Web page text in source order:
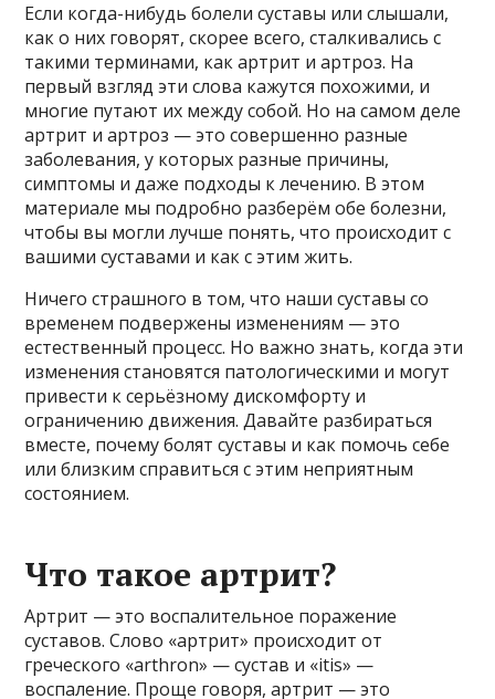
Если когда-нибудь болели суставы или слышали,
как о них говорят, скорее всего, сталкивались с
такими терминами, как артрит и артроз. На
первый взгляд эти слова кажутся похожими, и
многие путают их между собой. Но на самом деле
артрит и артроз — это совершенно разные
заболевания, у которых разные причины,
симптомы и даже подходы к лечению. В этом
материале мы подробно разберём обе болезни,
чтобы вы могли лучше понять, что происходит с
вашими суставами и как с этим жить.
Ничего страшного в том, что наши суставы со
временем подвержены изменениям — это
естественный процесс. Но важно знать, когда эти
изменения становятся патологическими и могут
привести к серьёзному дискомфорту и
ограничению движения. Давайте разбираться
вместе, почему болят суставы и как помочь себе
или близким справиться с этим неприятным
состоянием.
Что такое артрит?
Артрит — это воспалительное поражение
суставов. Слово «артрит» происходит от
греческого «arthron» — сустав и «itis» —
воспаление. Проще говоря, артрит — это